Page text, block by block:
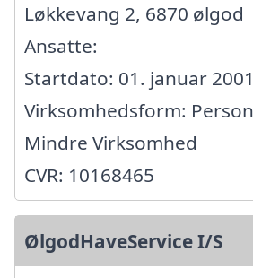
Løkkevang 2, 6870 ølgod
Ansatte:
Startdato: 01. januar
Virksomhedsform:
Mindre Virksomhed
CVR: 10168465
ØlgodHaveService I/S